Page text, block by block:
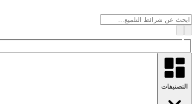
التصنيفات